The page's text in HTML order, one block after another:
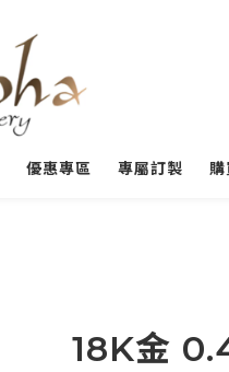
優惠專區 專屬訂製
18K金